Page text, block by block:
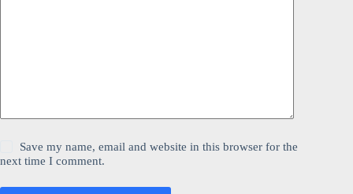
Save my name, email and website in this browser for the
next time I comment.